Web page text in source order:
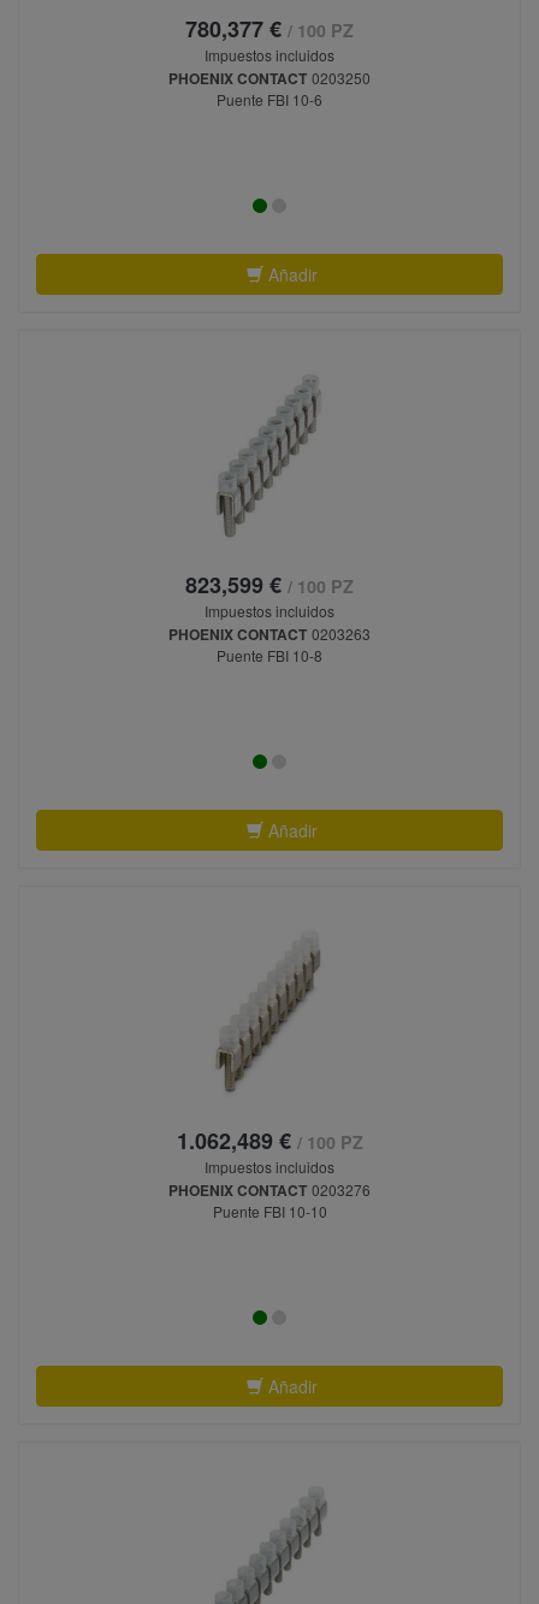
780,377 € / 100 PZ
Impuestos incluidos
PHOENIX CONTACT 0203250
Puente FBI 10-6
Añadir
823,599 € / 100 PZ
Impuestos incluidos
PHOENIX CONTACT 0203263
Puente FBI 10-8
Añadir
1.062,489 € / 100 PZ
Impuestos incluidos
PHOENIX CONTACT 0203276
Puente FBI 10-10
Añadir